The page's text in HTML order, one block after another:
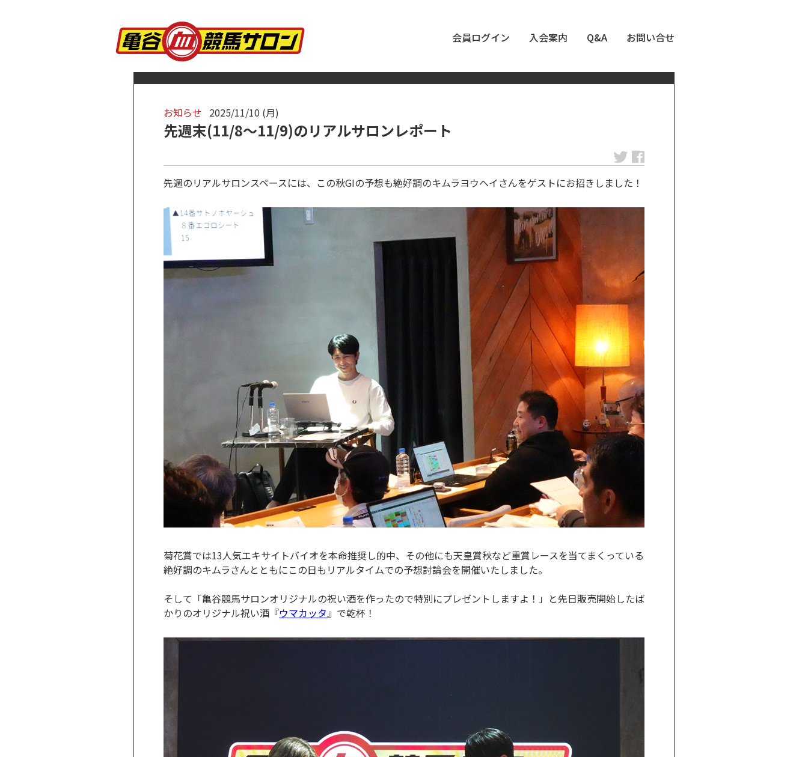
会員ログイン 入会案内 Q&A お問い合せ
お知らせ 2025/11/10 (月)
先週末(11/8～11/9)のリアルサロンレポート
先週のリアルサロンスペースには、この秋GIの予想も絶好調のキムラヨウヘイさんをゲストにお招きしました！
菊花賞では13人気エキサイトバイオを本命推奨し的中、その他にも天皇賞秋など重賞レースを当てまくっている
絶好調のキムラさんとともにこの日もリアルタイムでの予想討論会を開催いたしました。
そして「亀谷競馬サロンオリジナルの祝い酒を作ったので特別にプレゼントしますよ！」と先日販売開始したば
かりのオリジナル祝い酒『ウマカッタ』で乾杯！